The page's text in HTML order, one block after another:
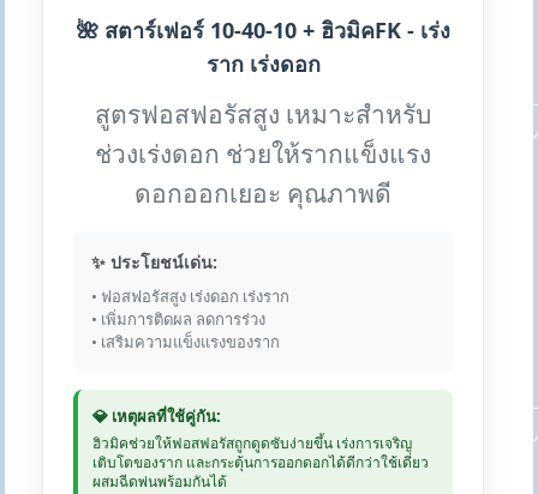
🌺 สตาร์เฟอร์ 10-40-10 + ฮิวมิคFK - เร่ง
ราก เร่งดอก
สูตรฟอสฟอรัสสูง เหมาะสำหรับ
ช่วงเร่งดอก ช่วยให้รากแข็งแรง
ดอกออกเยอะ คุณภาพดี
✨ ประโยชน์เด่น:
• ฟอสฟอรัสสูง เร่งดอก เร่งราก
• เพิ่มการติดผล ลดการร่วง
• เสริมความแข็งแรงของราก
💎 เหตุผลที่ใช้คู่กัน:
ฮิวมิคช่วยให้ฟอสฟอรัสถูกดูดซับง่ายขึ้น เร่งการเจริญ
เติบโตของราก และกระตุ้นการออกดอกได้ดีกว่าใช้เดี่ยว
ผสมฉีดพ่นพร้อมกันได้